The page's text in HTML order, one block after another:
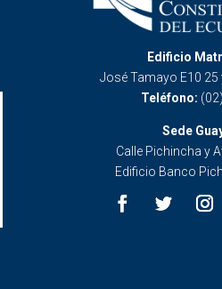
Edificio
José Tamayo E10
Teléfono:
Sede
Calle Pichincha y
Edificio Banco